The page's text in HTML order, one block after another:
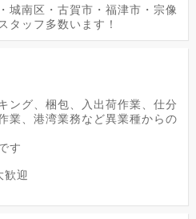
城南区・古賀市・福津市・宗像
タッフ多数います！
ング、梱包、入出荷作業、仕分
業、港湾業務など異業種からの
す
歓迎